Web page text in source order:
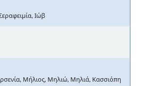
Ιώβ
Μήλιος, Μηλιώ, Μηλιά, Κασσιόπη